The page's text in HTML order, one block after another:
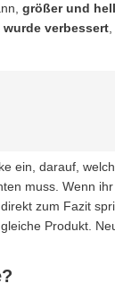
größer und
wurde verbessert
ein, darauf,
muss. Wenn
zum Fazit
Produkt.